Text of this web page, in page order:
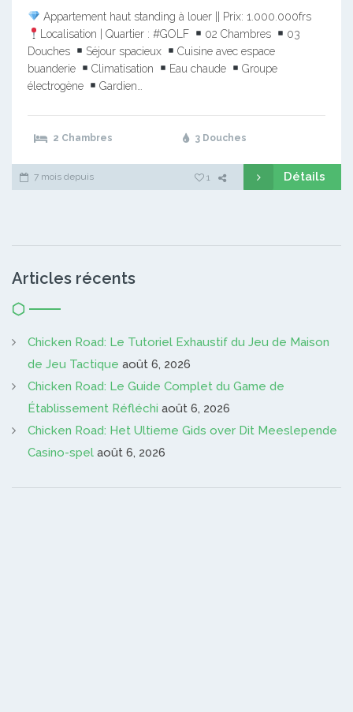
Appartement haut standing à louer || Prix: 1.000.000frs
Localisation | Quartier : #GOLF
02 Chambres
03
Douches
Séjour spacieux
Cuisine avec espace
buanderie
Climatisation Eau chaude
Groupe
électrogène
Gardien…
2 Chambres 3 Douches
7 mois depuis 1 Détails
Articles récents
Chicken Road: Le Tutoriel Exhaustif du Jeu de Maison
de Jeu Tactique août 6, 2026
Chicken Road: Le Guide Complet du Game de
Établissement Réfléchi août 6, 2026
Chicken Road: Het Ultieme Gids over Dit Meeslepende
Casino-spel août 6, 2026